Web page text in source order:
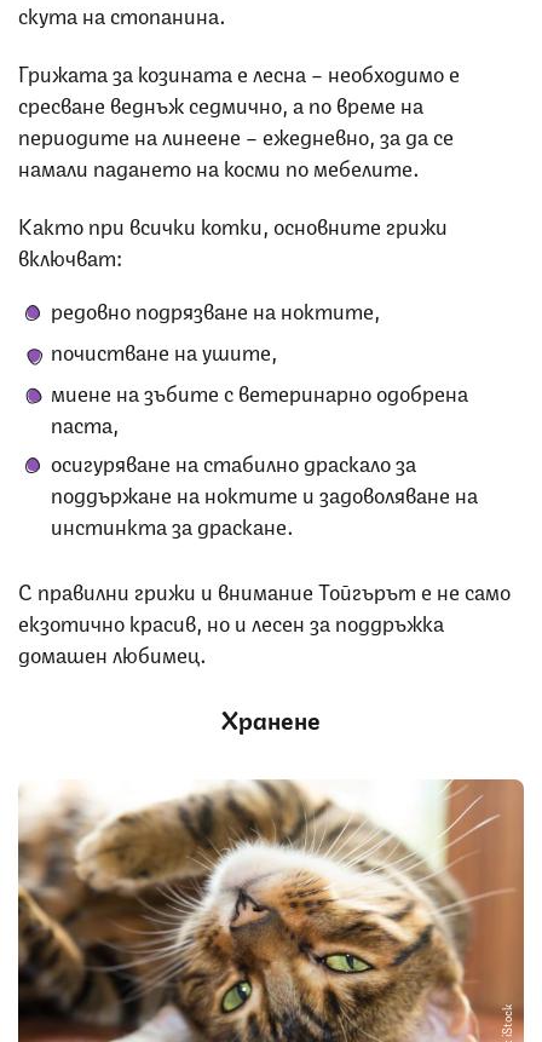
скута на стопанина.
Грижата за козината е лесна – необходимо е
сресване веднъж седмично, а по време на
периодите на линеене – ежедневно, за да се
намали падането на косми по мебелите.
Както при всички котки, основните грижи
включват:
редовно подрязване на ноктите,
почистване на ушите,
миене на зъбите с ветеринарно одобрена
паста,
осигуряване на стабилно драскало за
поддържане на ноктите и задоволяване на
инстинкта за драскане.
С правилни грижи и внимание Тойгърът е не само
екзотично красив, но и лесен за поддръжка
домашен любимец.
Хранене